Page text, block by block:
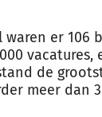
er 106
vacatures,
de
meer dan